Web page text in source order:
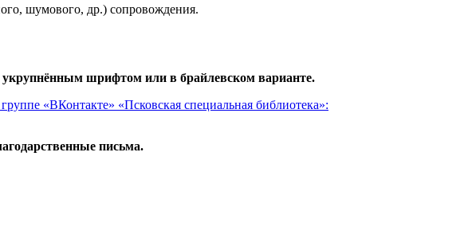
шумового, др.) сопровождения.
укрупнённым шрифтом или в брайлевском варианте.
«ВКонтакте» «Псковская специальная библиотека»:
письма.